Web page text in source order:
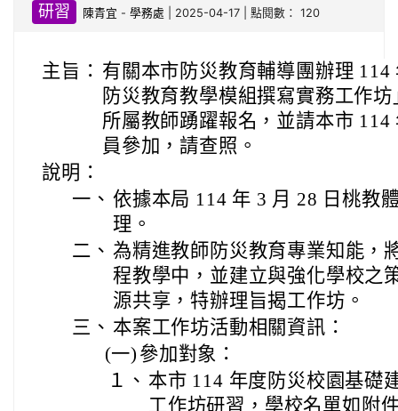
研習 陳青宜 -學務處 | 2025-04-17 | 點閱數： 120
主旨： 有關本市防災教育輔導團辦理
防災教育教學模組撰寫實務工作
所屬教師踴躍報名，並請本市
員參加，請查照。
說明：
一、 依據本局 114 年 3 月 28 日桃教
理。
二、 為精進教師防災教育專業知能，
程教學中，並建立與強化學校之
源共享，特辦理旨揭工作坊。
三、 本案工作坊活動相關資訊：
(一) 參加對象：
１、 本市 114 年度防災校園基礎
工作坊研習，學校名單如附